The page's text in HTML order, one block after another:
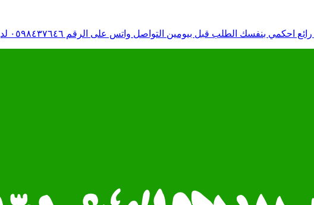
قبل بيومين التواصل واتس على الرقم ٠٥٩٨٤٣٧٦٤٦ لدينا استعداد لإعداد وتجهيز كافة الأصناف لجميع المناسبات